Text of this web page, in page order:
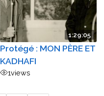
1:29:05
Protégé : MON PÈRE ET
KADHAFI
1views